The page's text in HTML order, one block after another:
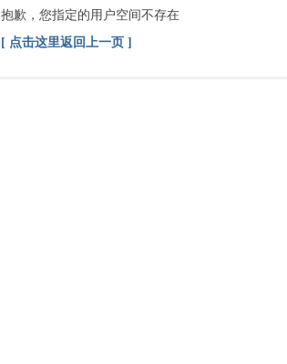
抱歉，您指定的用户空间不存在
[ 点击这里返回上一页 ]